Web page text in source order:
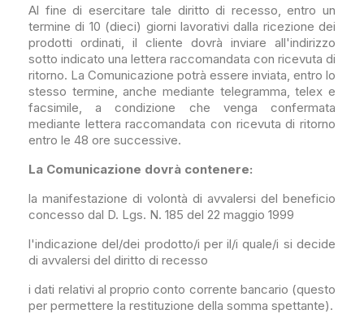
Al fine di esercitare tale diritto di recesso, entro un
termine di 10 (dieci) giorni lavorativi dalla ricezione dei
prodotti ordinati, il cliente dovrà inviare all'indirizzo
sotto indicato una lettera raccomandata con ricevuta di
ritorno. La Comunicazione potrà essere inviata, entro lo
stesso termine, anche mediante telegramma, telex e
facsimile, a condizione che venga confermata
mediante lettera raccomandata con ricevuta di ritorno
entro le 48 ore successive.
La Comunicazione dovrà contenere:
la manifestazione di volontà di avvalersi del beneficio
concesso dal D. Lgs. N. 185 del 22 maggio 1999
l'indicazione del/dei prodotto/i per il/i quale/i si decide
di avvalersi del diritto di recesso
i dati relativi al proprio conto corrente bancario (questo
per permettere la restituzione della somma spettante).